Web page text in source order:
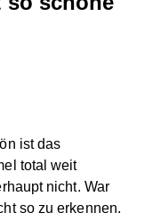
ist das
total weit
nicht. War
so zu erkennen.